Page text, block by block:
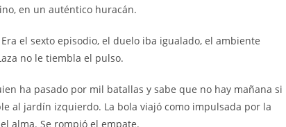
en un auténtico huracán.
el sexto episodio, el duelo iba igualado, el ambiente
no le tiembla el pulso.
ha pasado por mil batallas y sabe que no hay mañana si
al jardín izquierdo. La bola viajó como impulsada por la
alma. Se rompió el empate.